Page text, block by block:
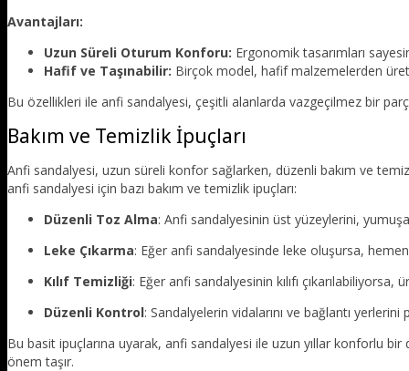
Avantajları:
Uzun Süreli Oturum Konforu: Ergonomik tasarımları
Hafif ve Taşınabilir: Birçok model, hafif malzemelerden
Bu özellikleri ile anfi sandalyesi, çeşitli alanlarda vazgeçilmez bir
Bakım ve Temizlik İpuçları
Anfi sandalyesi, uzun süreli konfor sağlarken, düzenli bakım ve
anfi sandalyesi için bazı bakım ve temizlik ipuçları:
Düzenli Toz Alma: Anfi sandalyesinin üst yüzeylerini,
Leke Çıkarma: Eğer anfi sandalyesinde leke oluşursa,
Kılıf Temizliği: Eğer anfi sandalyesinin kılıfı
Düzenli Kontrol: Sandalyelerin vidalarını ve bağlantı
Bu basit ipuçlarına uyarak, anfi sandalyesi ile uzun yıllar konforlu
önem taşır.